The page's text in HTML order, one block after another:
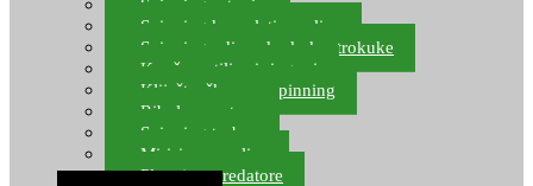
Spinning setovi
Spinning kompleti varalica
Spinning udice, dvokuke, trokuke
Kopče, vrtilice i ringovi
Kliješta, škare za spinning
Ribolov pastrve
Spinning torbe
Mirisi za varalice
Plovci za predatore